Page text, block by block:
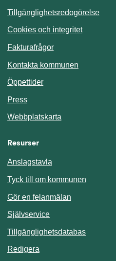
Tillgänglighetsredogörelse
Cookies och integritet
Fakturafrågor
Kontakta kommunen
Öppettider
Press
Webbplatskarta
Resurser
Anslagstavla
Tyck till om kommunen
Gör en felanmälan
SjälvserviceLänk till annan
TillgänglighetsdatabasLänk till
Redigera